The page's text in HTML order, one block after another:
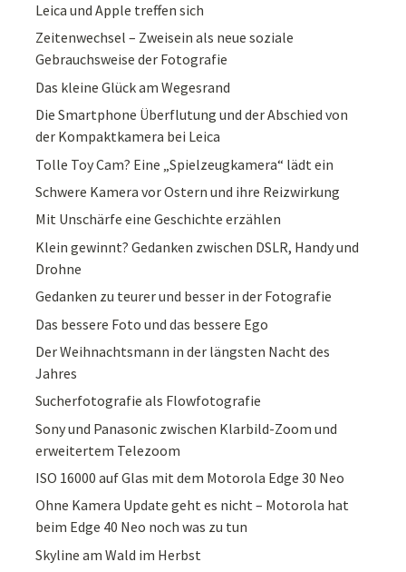
Leica und Apple treffen sich
Zeitenwechsel – Zweisein als neue soziale
Gebrauchsweise der Fotografie
Das kleine Glück am Wegesrand
Die Smartphone Überflutung und der Abschied von
der Kompaktkamera bei Leica
Tolle Toy Cam? Eine „Spielzeugkamera“ lädt ein
Schwere Kamera vor Ostern und ihre Reizwirkung
Mit Unschärfe eine Geschichte erzählen
Klein gewinnt? Gedanken zwischen DSLR, Handy und
Drohne
Gedanken zu teurer und besser in der Fotografie
Das bessere Foto und das bessere Ego
Der Weihnachtsmann in der längsten Nacht des
Jahres
Sucherfotografie als Flowfotografie
Sony und Panasonic zwischen Klarbild-Zoom und
erweitertem Telezoom
ISO 16000 auf Glas mit dem Motorola Edge 30 Neo
Ohne Kamera Update geht es nicht – Motorola hat
beim Edge 40 Neo noch was zu tun
Skyline am Wald im Herbst